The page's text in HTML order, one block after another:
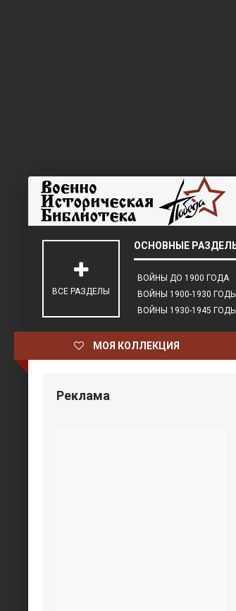
ВОЙНЫ ДО 1900 ГОДА
ВОЙНЫ 1900-1930 ГОДЫ
ВОЙНЫ 1930-1945 ГОДЫ
ВСЕ РАЗДЕЛЫ
МОЯ КОЛЛЕКЦИЯ
Реклама